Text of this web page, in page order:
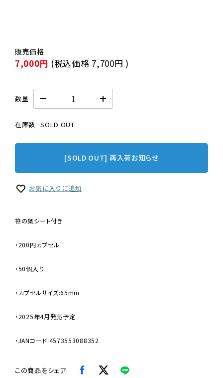
7,000円 (税込価格 7,700円 )
数量
在庫数 SOLD OUT
[SOLD OUT] 再入荷お知らせ
お気に入りに追加
笹の葉シート付き
・200円カプセル
・50個入り
・カプセルサイズ:65mm
・2025年4月発売予定
・JANコード:4573553088352
この商品をシェア